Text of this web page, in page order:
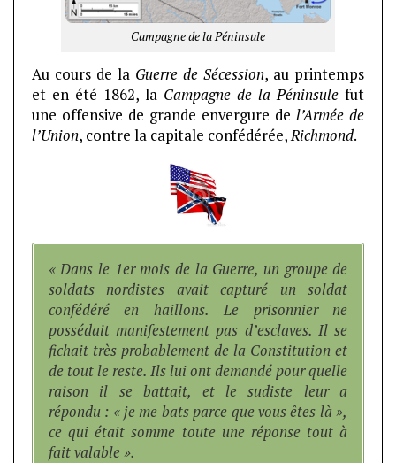
Campagne de la Péninsule
Au cours de la Guerre de Sécession, au printemps
et en été 1862, la Campagne de la Péninsulefut
une offensive de grande envergure de l’Armée de
l’Union, contre la capitale confédérée,Richmond.
« Dans le 1er mois de la Guerre, un groupe de
soldats nordistes avait capturé un soldat
confédéré en haillons. Le prisonnier ne
possédait manifestement pas d’esclaves. Il se
fichait très probablement de la Constitution et
de tout le reste. Ils lui ont demandé pour quelle
raison il se battait, et le sudiste leur a
répondu : « je me bats parce que vous êtes là »,
ce qui était somme toute une réponse tout à
fait valable ».